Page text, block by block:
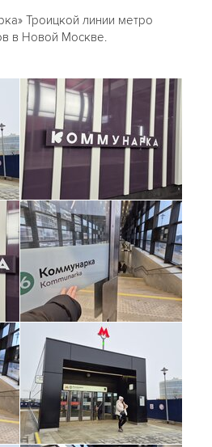
Троицкой линии метро
в Новой Москве.